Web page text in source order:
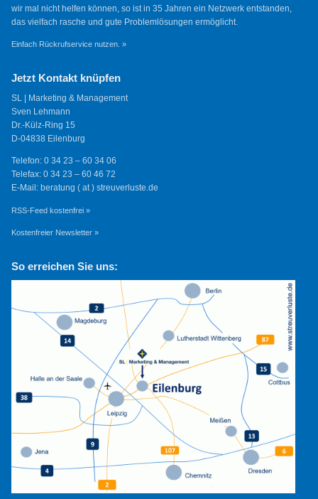
wir mal nicht helfen können, so ist in 35 Jahren ein Netzwerk entstanden,
das vielfach rasche und gute Problemlösungen ermöglicht.
Einfach Rückrufservice nutzen. »
Jetzt Kontakt knüpfen
SL | Marketing & Management
Sven Lehmann
Dr.-Külz-Ring 15
D-04838 Eilenburg
Telefon: 0 34 23 – 60 34 06
Telefax: 0 34 23 – 60 46 72
E-Mail: beratung ( at ) streuverluste.de
RSS-Feed kostenfrei »
Kostenfreier Newsletter »
So erreichen Sie uns: